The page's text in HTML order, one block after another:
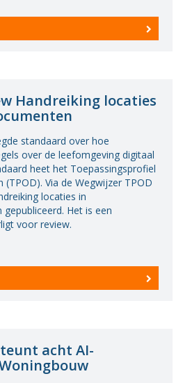
Handreiking locaties
standaard over hoe
over de leefomgeving digitaal
heet het Toepassingsprofiel
Via de Wegwijzer TPOD
locaties in
Het is een
voor review.
acht AI-